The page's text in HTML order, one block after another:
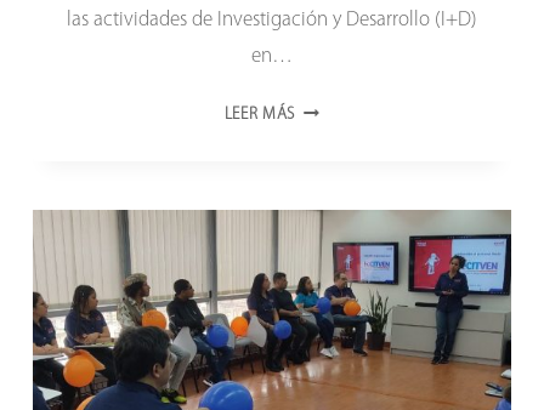
las actividades de Investigación y Desarrollo (I+D)
en…
LEER MÁS ONCTI
REVECA:
DOS
INNOVACIONES
TECNOLÓGICAS